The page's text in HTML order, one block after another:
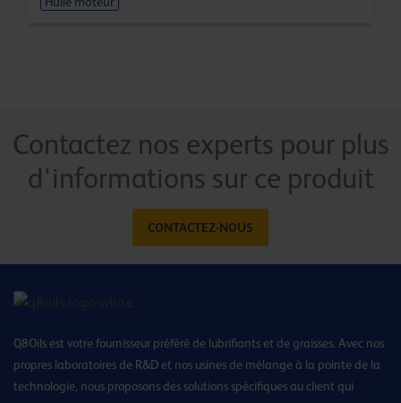
Contactez nos experts pour plus
d'informations sur ce produit
CONTACTEZ-NOUS
Q8Oils est votre fournisseur préféré de lubrifiants et de graisses. Avec nos
propres laboratoires de R&D et nos usines de mélange à la pointe de la
technologie, nous proposons des solutions spécifiques au client qui